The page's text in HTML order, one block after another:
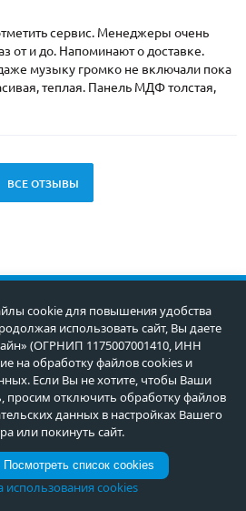
сервис. Менеджеры очень
от и до. Напоминают о доставке.
музыку громко не включали пока
теплая. Панель МДФ толстая,
ВСЕ ОТЗЫВЫ
2025 от Meta
двери с современной
cookie для повышения удобства
использовать сайт, Вы даете
(ОГРНИП 1175007001410, ИНН
на обработку файлов cookies и
Если Вы не хотите, чтобы Ваши
просим отключить обработку файлов
данных в настройках Вашего
или покинуть сайт.
Посмотреть список cookies
использования cookies